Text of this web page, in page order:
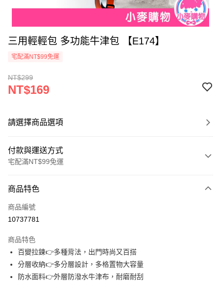
三用輕輕包 多功能牛津包 【E174】
宅配滿NT$99免運
NT$299
NT$169
請選擇商品選項
付款與運送方式
宅配滿NT$99免運
信用卡一次付款
信用卡分期付款
合作金庫商業銀行
華南商業銀行
彰化商業銀行
上海商業儲蓄銀行
台北富邦商業銀行
國泰世華商業銀行
兆豐國際商業銀行
超商取貨付款
LINE Pay
商品特色
商品編號
10737781
商品特色
百變拉鍊👉多種背法，出門時尚又百搭
分層收納👉多分層設計，多格置物大容量
防水面料👉外層防潑水牛津布，耐磨耐刮